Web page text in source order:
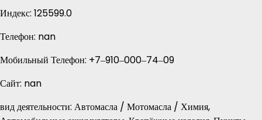
Индекс: 125599.0
Телефон: nan
Мобильный Телефон: +7‒910‒000‒74‒09
Сайт: nan
вид деятельности: Автомасла / Мотомасла / Химия,